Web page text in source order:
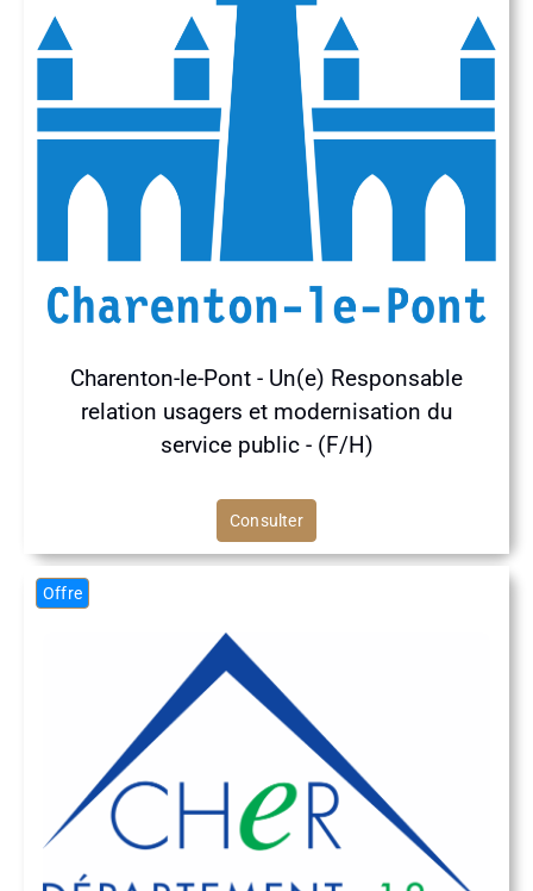
Charenton-le-Pont - Un(e) Responsable
relation usagers et modernisation du
service public - (F/H)
Consulter
Offre